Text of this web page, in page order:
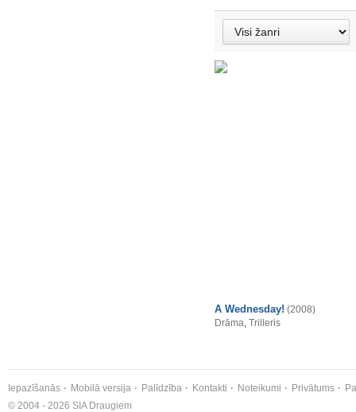
A Wednesday! (2008)
Drāma, Trilleris
Iepazīšanās Mobilā versija Palīdzība Kontakti Noteikumi Privātums
© 2004 - 2026 SIA Draugiem